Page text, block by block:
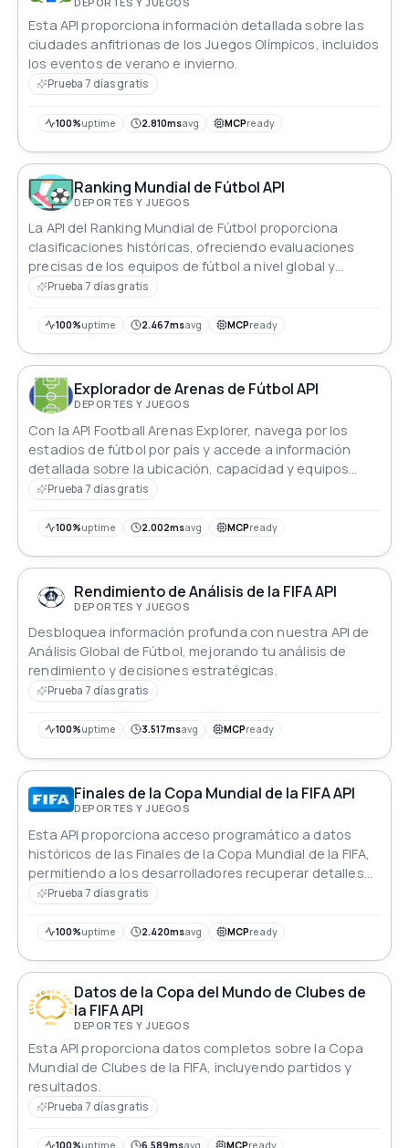
Esta API proporciona información detallada sobre las
ciudades anfitrionas de los Juegos Olímpicos, incluidos
los eventos de verano e invierno.
Prueba 7 días gratis
100%uptime 2.810msavg MCPready
Ranking Mundial de Fútbol API
DEPORTES Y JUEGOS
La API del Ranking Mundial de Fútbol proporciona
clasificaciones históricas, ofreciendo evaluaciones
precisas de los equipos de fútbol a nivel global y
iluminando los patrones de rendimiento a lo largo del
Prueba 7 días gratis
100%uptime 2.467msavg MCPready
Explorador de Arenas de Fútbol API
DEPORTES Y JUEGOS
Con la API Football Arenas Explorer, navega por los
estadios de fútbol por país y accede a información
detallada sobre la ubicación, capacidad y equipos
locales.
Prueba 7 días gratis
100%uptime 2.002msavg MCPready
Rendimiento de Análisis de la FIFA API
DEPORTES Y JUEGOS
Desbloquea información profunda con nuestra API de
Análisis Global de Fútbol, mejorando tu análisis de
rendimiento y decisiones estratégicas.
Prueba 7 días gratis
100%uptime 3.517msavg MCPready
Finales de la Copa Mundial de la FIFA API
DEPORTES Y JUEGOS
Esta API proporciona acceso programático a datos
históricos de las Finales de la Copa Mundial de la FIFA,
permitiendo a los desarrolladores recuperar detalles
como años, ganadores, subcampeones, puntajes e
consultas flexibles y precisas.
Prueba 7 días gratis
100%uptime 2.420msavg MCPready
Datos de la Copa del Mundo de Clubes de
la FIFA API
DEPORTES Y JUEGOS
Esta API proporciona datos completos sobre la Copa
Mundial de Clubes de la FIFA, incluyendo partidos y
resultados.
Prueba 7 días gratis